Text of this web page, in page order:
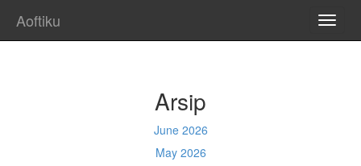
Aoftiku
Arsip
June 2026
May 2026